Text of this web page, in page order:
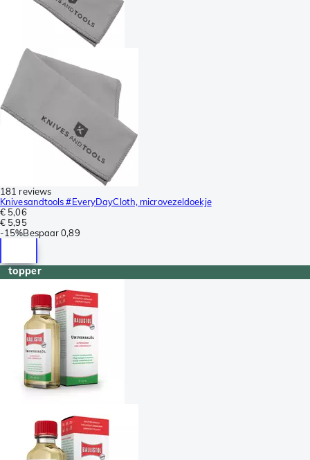
181 reviews
Knivesandtools #EveryDayCloth, microvezeldoekje
€ 5,06
€ 5,95
-15%Bespaar 0,89
topper